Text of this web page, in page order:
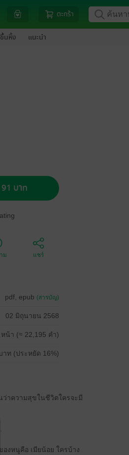
ตะกร้า
นหิ้ง แนะนำ
บาท
ม แชร์
pdf, epub (สารบัญ)
02 มิถุนายน 2568
น้า (≈ 22,195 คำ)
าท (ประหยัด 16%)
ว่าความสุขในชีวิตใครจะมี
งหนูคือ เมียน้อย ใครบ้าง